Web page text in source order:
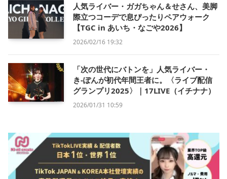
人気ライバー・ガガちゃん＆せさん、美脚
際立つコーデで息ぴったりペアウォーク
【TGC in あいち・なごや2026】
2026/02/16 19:32
「次の世代にバトンを」人気ライバー・
き-ぽんが初代年間王者に。〈ライブ配信
グランプリ2025〉｜17LIVE（イチナナ）
2026/01/31 10:59